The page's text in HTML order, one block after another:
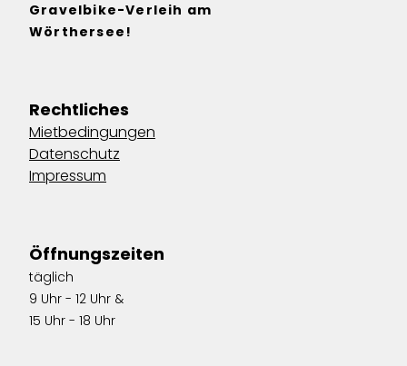
Gravelbike-Verleih am
Wörthersee!
Rechtliches
Mietbedingungen
Datenschutz
Impressum
Öffnungszeiten
täglich
9 Uhr - 12 Uhr &
15 Uhr - 18 Uhr